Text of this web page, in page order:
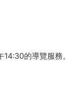
的導覽服務。